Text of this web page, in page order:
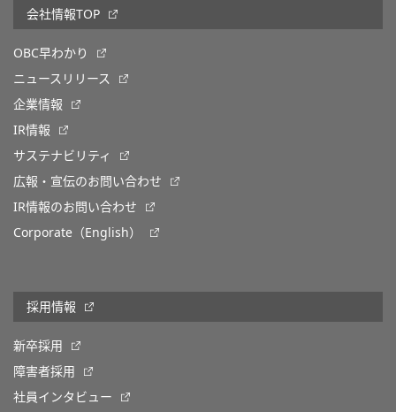
会社情報TOP
OBC早わかり
ニュースリリース
企業情報
IR情報
サステナビリティ
広報・宣伝のお問い合わせ
IR情報のお問い合わせ
Corporate（English）
採用情報
新卒採用
障害者採用
社員インタビュー